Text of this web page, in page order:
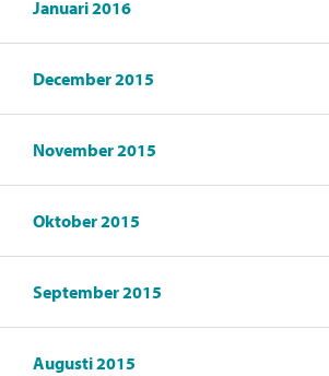
Januari 2016
December 2015
November 2015
Oktober 2015
September 2015
Augusti 2015